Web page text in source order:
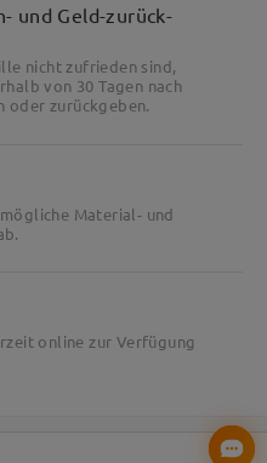
und Geld-zurück-
nicht zufrieden sind,
von 30 Tagen nach
oder zurückgeben.
Material- und
online zur Verfügung